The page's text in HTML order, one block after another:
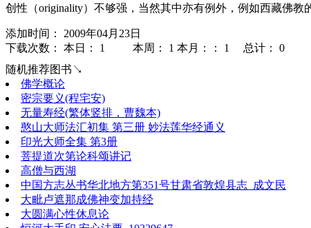
创性（originality）不够强，当然其中亦有例外，例如西藏佛
添加时间： 2009年04月23日
下载次数： 本日： 1 本周： 1 本月：： 1 总计： 0
随机推荐图书↘
佛学概论
密宗要义(程宅安)
无量寿经(繁体竖排，曹魏本)
憨山大师法汇初集 第三册 妙法莲华经通义
印光大师全集 第3册
菩提道次第论科颂讲记
高僧与西湖
中国方志丛书华北地方第351号甘肃省敦煌县志_成文民
大毗卢遮那成佛神变加持经
大圆满心性休息论